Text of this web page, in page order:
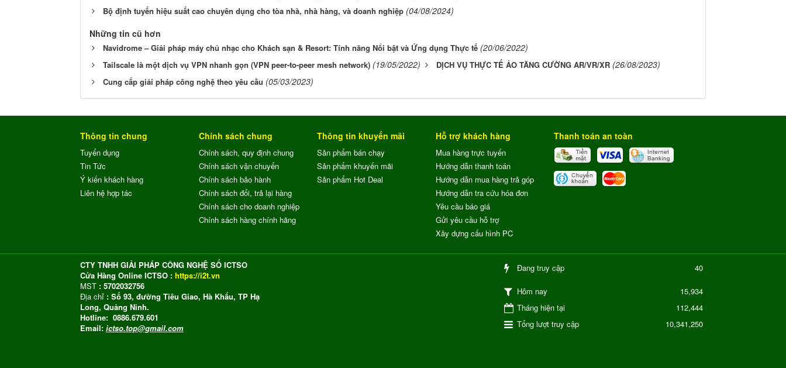
Bộ định tuyến hiệu suất cao chuyên dụng cho tòa nhà, nhà hàng, và doanh nghiệp (04/08/2024)
Những tin cũ hơn
Navidrome – Giải pháp máy chủ nhạc cho Khách sạn & Resort: Tính năng Nổi bật và Ứng dụng Thực tế (20/06/2022)
Tailscale là một dịch vụ VPN nhanh gọn (VPN peer-to-peer mesh network) (19/05/2022) DỊCH VỤ THỰC TẾ ẢO TĂNG CƯỜNG AR/VR/XR (26/08/2023)
Cung cấp giải pháp công nghệ theo yêu cầu (05/03/2023)
Thông tin chung
Tuyển dụng
Tin Tức
Ý kiến khách hàng
Liên hệ hợp tác
Chính sách chung
Chính sách, quy định chung
Chính sách vận chuyển
Chính sách bảo hành
Chính sách đổi, trả lại hàng
Chính sách cho doanh nghiệp
Chính sách hàng chính hãng
Thông tin khuyến mãi
Sản phẩm bán chạy
Sản phẩm khuyến mãi
Sản phẩm Hot Deal
Hỗ trợ khách hàng
Mua hàng trực tuyến
Hướng dẫn thanh toán
Hướng dẫn mua hàng trả góp
Hướng dẫn tra cứu hóa đơn
Yêu cầu báo giá
Gửi yêu cầu hỗ trợ
Xây dựng cấu hình PC
Thanh toán an toàn
CTY TNHH GIẢI PHÁP CÔNG NGHỆ SỐ ICTSO
Cửa Hàng Online ICTSO : https://i2t.vn
MST : 5702032756
Địa chỉ : Số 93, đường Tiêu Giao, Hà Khẩu, TP Hạ
Long, Quảng Ninh.
Hotline: 0886.679.601
Email: ictso.top@gmail.com
Đang truy cập 40
Hôm nay
15,934
Tháng hiện tại
112,444
Tổng lượt truy cập
10,341,250